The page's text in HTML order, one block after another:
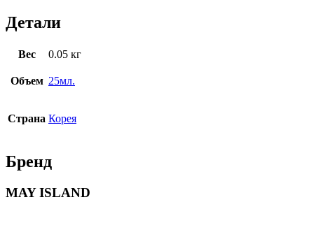
Детали
Вес 0.05 кг
Объем 25мл.
Страна Корея
Бренд
MAY ISLAND